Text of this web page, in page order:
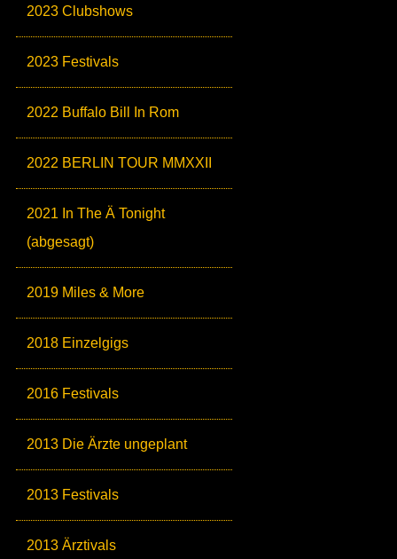
2023 Clubshows
2023 Festivals
2022 Buffalo Bill In Rom
2022 BERLIN TOUR MMXXII
2021 In The Ä Tonight
(abgesagt)
2019 Miles & More
2018 Einzelgigs
2016 Festivals
2013 Die Ärzte ungeplant
2013 Festivals
2013 Ärztivals